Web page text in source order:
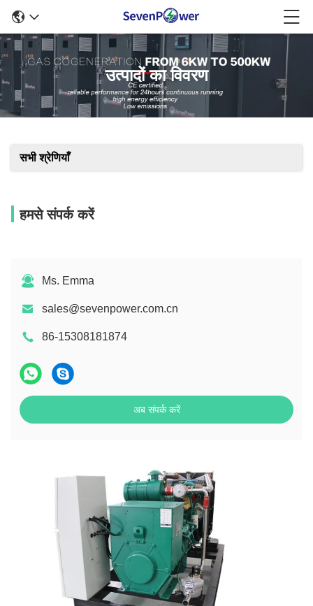
उत्पादों का विवरण
सभी श्रेणियाँ
हमसे संपर्क करें
Ms. Emma
sales@sevenpower.com.cn
86-15308181874
अब संपर्क करें